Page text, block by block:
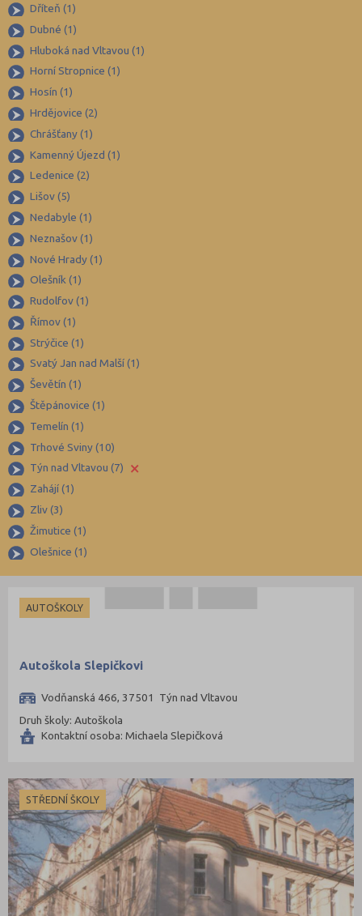
Česká Lípa (79)
České Budějovice (173)
Český Krumlov (49)
Děčín (106)
Domažlice (49)
Frýdek-Místek (164)
Havlíčkův Brod (82)
Hodonín (119)
Hradec Králové (139)
Cheb (61)
Chomutov (65)
Chrudim (88)
Jablonec nad Nisou (67)
Jeseník (42)
Jičín (75)
Jihlava (94)
Jindřichův Hradec (76)
Karlovy Vary (93)
Karviná (145)
Kladno (129)
Klatovy (69)
Kolín (77)
Liberec (138)
Louny (72)
Mělník (80)
Mladá Boleslav (96)
Most (73)
Nový Jičín (118)
Nymburk (89)
Olomouc (205)
Opava (135)
Ostrava-město (221)
Dříteň (1)
Dubné (1)
Hluboká nad Vltavou (1)
Horní Stropnice (1)
Hosín (1)
Hrdějovice (2)
Chrášťany (1)
Kamenný Újezd (1)
Ledenice (2)
Lišov (5)
Nedabyle (1)
Neznašov (1)
Nové Hrady (1)
Olešník (1)
Rudolfov (1)
Římov (1)
Strýčice (1)
Svatý Jan nad Malší (1)
Ševětín (1)
Štěpánovice (1)
Temelín (1)
Trhové Sviny (10)
Týn nad Vltavou (7)
×
Zahájí (1)
Zliv (3)
Žimutice (1)
Olešnice (1)
AUTOŠKOLY
Autoškola Slepičkovi
Vodňanská 466, 37501 Týn nad Vltavou
Druh školy: Autoškola
Kontaktní osoba: Michaela Slepičková
STŘEDNÍ ŠKOLY